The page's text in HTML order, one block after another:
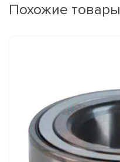
Похожие товары